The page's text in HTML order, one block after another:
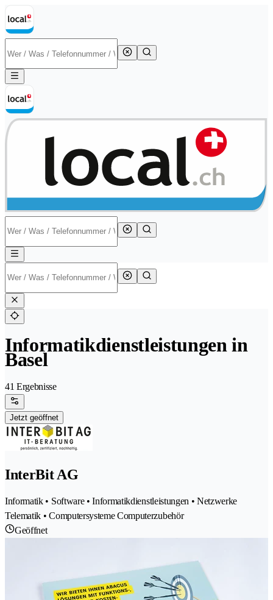
Informatikdienstleistungen in
Basel
41 Ergebnisse
Jetzt geöffnet
InterBit AG
Informatik • Software • Informatikdienstleistungen • Netzwerke
Telematik • Computersysteme Computerzubehör
Geöffnet